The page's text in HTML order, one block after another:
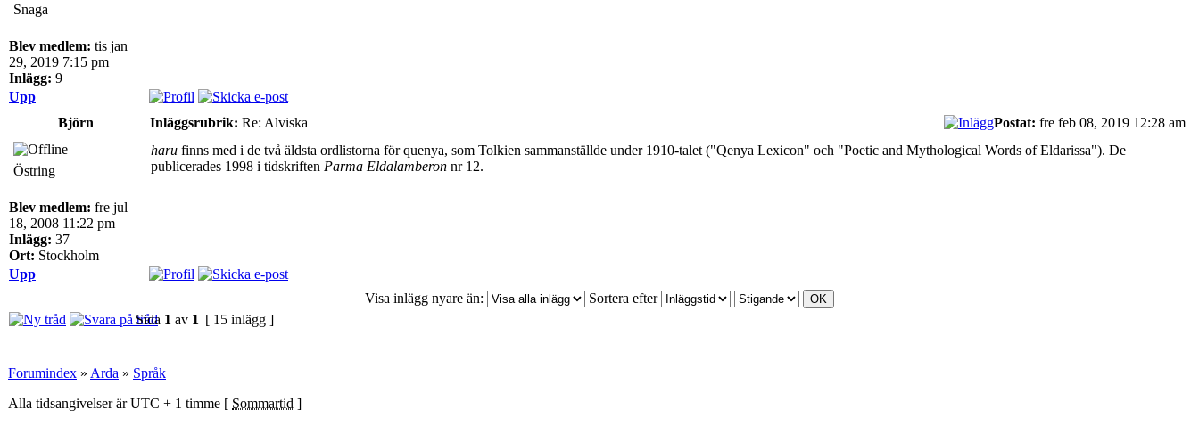
Snaga
Blev medlem: tis jan
29, 2019 7:15 pm
Inlägg: 9
Upp
Björn
Inläggsrubrik: Re: Alviska Postat: fre feb 08, 2019 12:28 am
Östring
Blev medlem: fre jul
18, 2008 11:22 pm
Inlägg: 37
Ort: Stockholm
haru finns med i de två äldsta ordlistorna för quenya, som Tolkien sammanställde under 1910-talet ("Qenya Lexicon" och "Poetic and Mythological Words of Eldarissa"). De
publicerades 1998 i tidskriften Parma Eldalamberon nr 12.
Upp
Visa inlägg nyare än:
Sortera efter
Sida 1 av 1 [ 15 inlägg ]
Forumindex » Arda » Språk
Alla tidsangivelser är UTC + 1 timme [ Sommartid ]